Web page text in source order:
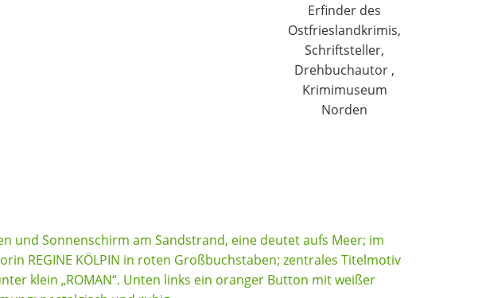
Erfinder des
Ostfrieslandkrimis,
Schriftsteller,
Drehbuchautor ,
Krimimuseum
Norden